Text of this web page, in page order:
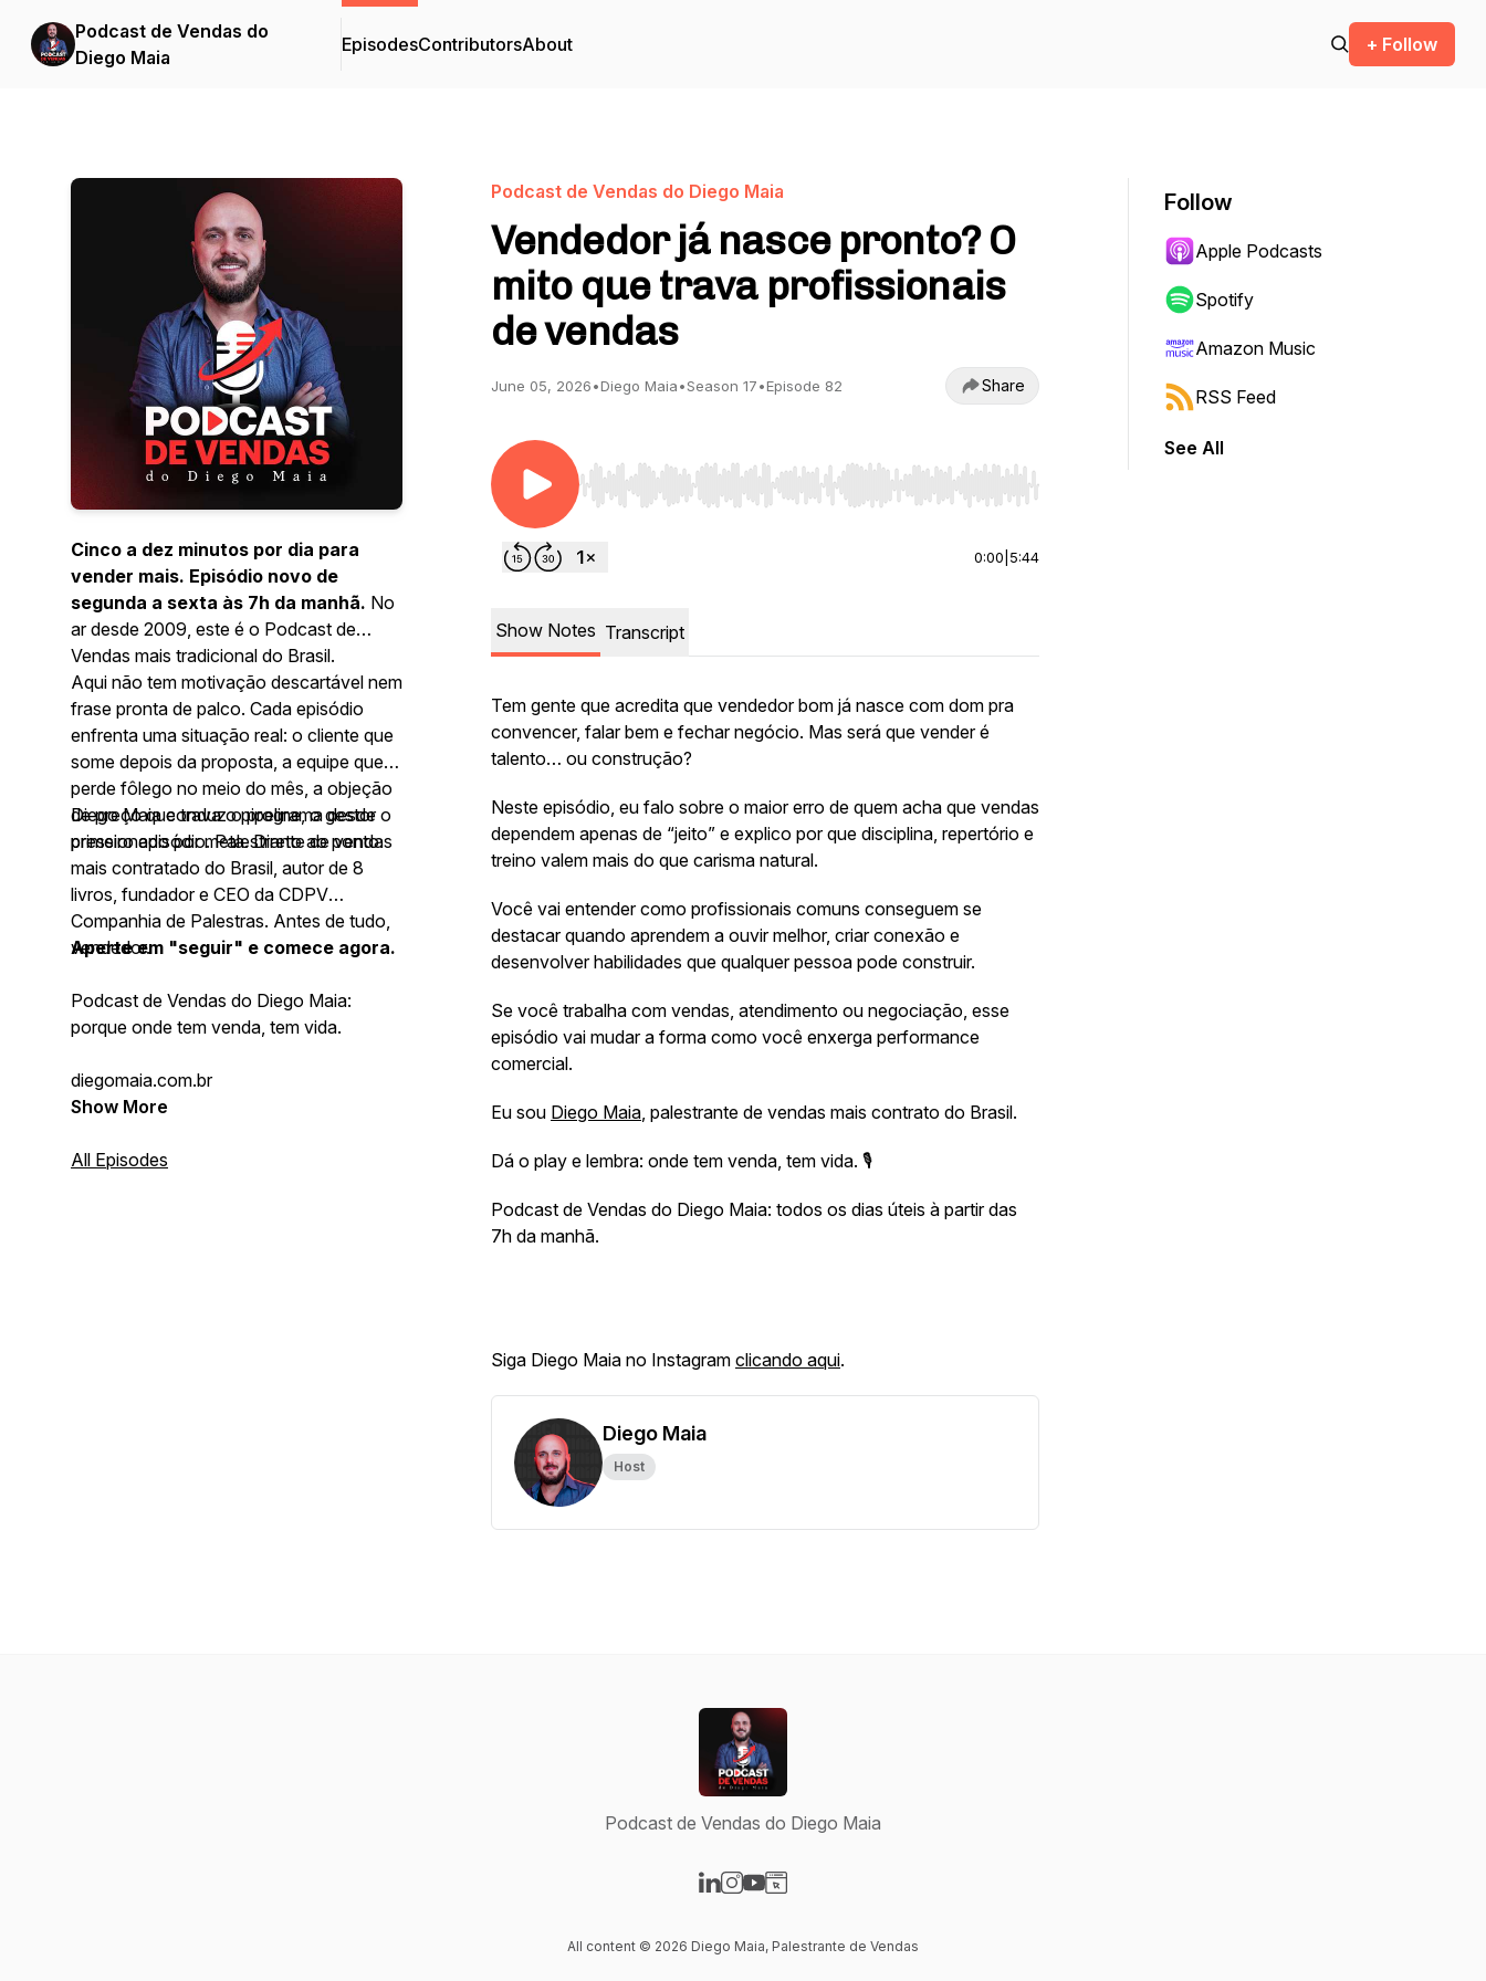
Podcast de Vendas do
Diego Maia
EpisodesContributorsAbout + Follow
Cinco a dez minutos por dia para
vender mais. Episódio novo de
segunda a sexta às 7h da manhã. No
ar desde 2009, este é o Podcast de
Vendas mais tradicional do Brasil.
Aqui não tem motivação descartável nem
frase pronta de palco. Cada episódio
enfrenta uma situação real: o cliente que
some depois da proposta, a equipe que
perde fôlego no meio do mês, a objeção
de preço que trava o pipeline, o gestor
pressionado por meta. Direto ao ponto.
Diego Maia conduz o programa desde o
primeiro episódio. Palestrante de vendas
mais contratado do Brasil, autor de 8
livros, fundador e CEO da CDPV
Companhia de Palestras. Antes de tudo,
vendedor.
Aperte em "seguir" e comece agora.
Podcast de Vendas do Diego Maia:
porque onde tem venda, tem vida.
diegomaia.com.br
Show More
All Episodes
Podcast de Vendas do Diego Maia
Vendedor já nasce pronto? O
mito que trava profissionais
de vendas
June 05, 2026•Diego Maia•Season 17•Episode 82 Share
Use Left/Right to seek, Home/End to jump to start or end. Hold shift to jump forward or backward.
0:00 5:44
Show Notes Transcript
Tem gente que acredita que vendedor bom já nasce com dom pra
convencer, falar bem e fechar negócio. Mas será que vender é
talento… ou construção?
Neste episódio, eu falo sobre o maior erro de quem acha que vendas
dependem apenas de “jeito” e explico por que disciplina, repertório e
treino valem mais do que carisma natural.
Você vai entender como profissionais comuns conseguem se
destacar quando aprendem a ouvir melhor, criar conexão e
desenvolver habilidades que qualquer pessoa pode construir.
Se você trabalha com vendas, atendimento ou negociação, esse
episódio vai mudar a forma como você enxerga performance
comercial.
Eu sou Diego Maia, palestrante de vendas mais contrato do Brasil.
Dá o play e lembra: onde tem venda, tem vida. 🎙️
Podcast de Vendas do Diego Maia: todos os dias úteis à partir das
7h da manhã.
Siga Diego Maia no Instagram clicando aqui.
Diego Maia
Host
Follow
Apple Podcasts
Spotify
Amazon Music
RSS Feed
See All
Podcast de Vendas do Diego Maia
All content © 2026 Diego Maia, Palestrante de Vendas